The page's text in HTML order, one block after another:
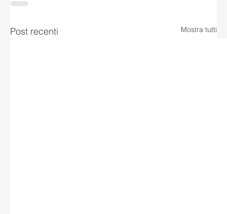
Post recenti Mostra tutti